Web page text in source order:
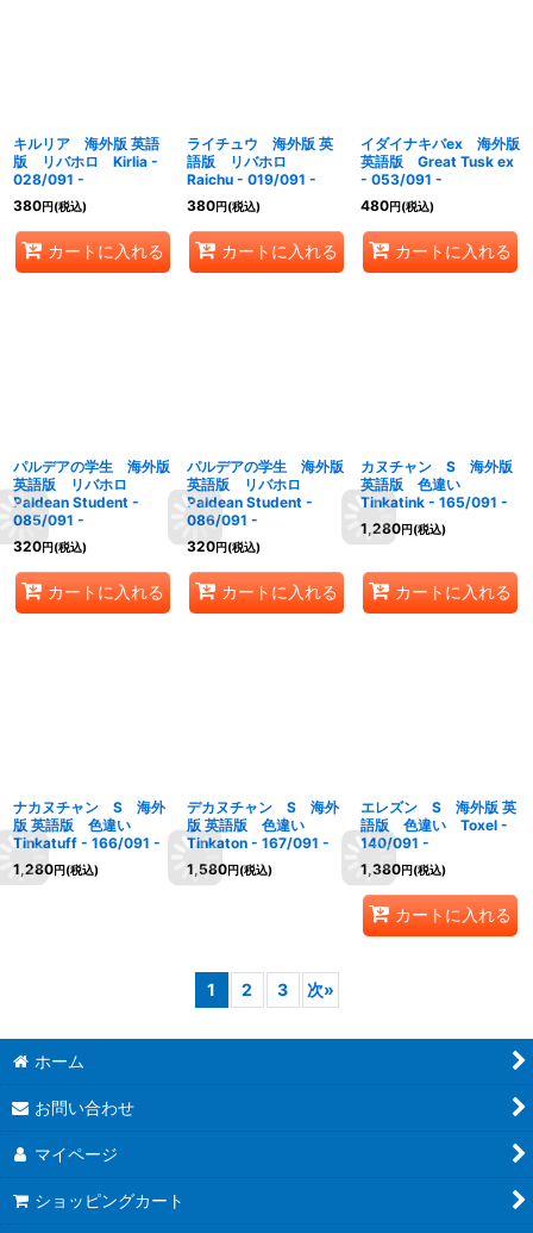
キルリア 海外版 英語
版 リバホロ Kirlia -
028/091 -
380円(税込)
カートに入れる
ライチュウ 海外版 英
語版 リバホロ
Raichu - 019/091 -
380円(税込)
カートに入れる
イダイナキバex 海外版
英語版 Great Tusk ex
- 053/091 -
480円(税込)
カートに入れる
パルデアの学生 海外版
英語版 リバホロ
Paldean Student -
085/091 -
320円(税込)
カートに入れる
パルデアの学生 海外版
英語版 リバホロ
Paldean Student -
086/091 -
320円(税込)
カートに入れる
カヌチャン S 海外版
英語版 色違い
Tinkatink - 165/091 -
1,280円(税込)
カートに入れる
ナカヌチャン S 海外
版 英語版 色違い
Tinkatuff - 166/091 -
1,280円(税込)
デカヌチャン S 海外
版 英語版 色違い
Tinkaton - 167/091 -
1,580円(税込)
エレズン S 海外版 英
語版 色違い Toxel -
140/091 -
1,380円(税込)
カートに入れる
1 2 3 次»
ホーム
お問い合わせ
マイページ
ショッピングカート